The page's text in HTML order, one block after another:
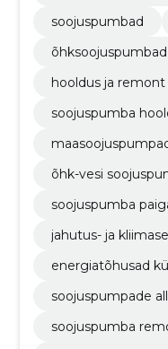
soojuspumbad
õhksoojuspumbad
hooldus ja remont
soojuspumba
õhk-vesi
soojuspumba
jahutus- ja
energiatõhusad
soojuspumpade
soojuspumba